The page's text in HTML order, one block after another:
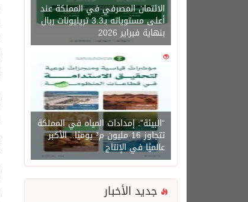
الائتمان المصرفي في المملكة عند
أعلى مستوياته بـ3.3 تريليونات ريال
بنهاية فبراير 2026
1450
“البيئة”: إمدادات المياه في المملكة
تتجاوز 16 مليون م³ يوميًا.. الأكبر
عالميًا في الإنتاج
جديد الأخبار